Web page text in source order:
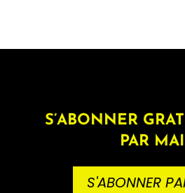
S’ABONNER
PAR
S'ABONNER